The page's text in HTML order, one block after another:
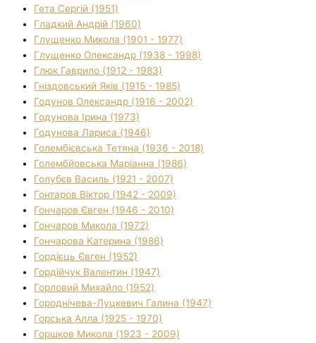
Гета Сергій (1951)
Гладкий Андрій (1960)
Глущенко Микола (1901 - 1977)
Глущенко Олександр (1938 - 1998)
Глюк Гаврило (1912 - 1983)
Гніздовський Яків (1915 - 1985)
Годунов Олександр (1916 - 2002)
Годунова Ірина (1973)
Годунова Лариса (1946)
Голембієвська Тетяна (1936 - 2018)
Голембйовська Маріанна (1986)
Голубєв Василь (1921 - 2007)
Гонтаров Віктор (1942 - 2009)
Гончаров Євген (1946 - 2010)
Гончаров Микола (1972)
Гончарова Катерина (1986)
Гордієць Євген (1952)
Гордійчук Валентин (1947)
Горловий Михайло (1952)
Городнічева-Луцкевич Галина (1947)
Горська Алла (1925 - 1970)
Горшков Микола (1923 - 2009)